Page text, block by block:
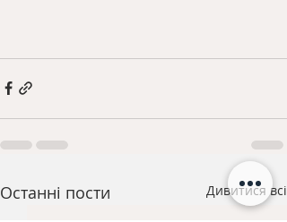
Останні пости Дивитися всі